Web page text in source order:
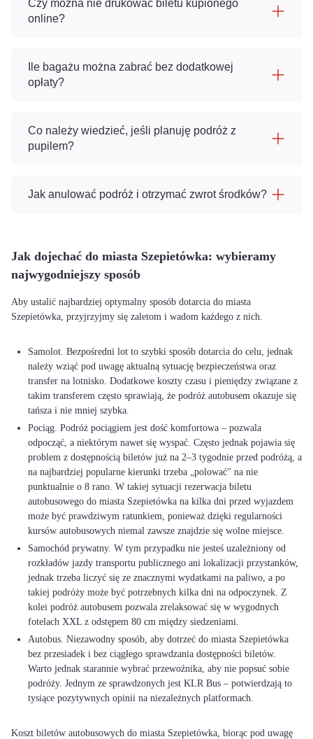
Czy można nie drukować biletu kupionego
online?
Ile bagażu można zabrać bez dodatkowej
opłaty?
Co należy wiedzieć, jeśli planuję podróż z
pupilem?
Jak anulować podróż i otrzymać zwrot środków?
Jak dojechać do miasta Szepietówka: wybieramy
najwygodniejszy sposób
Aby ustalić najbardziej optymalny sposób dotarcia do miasta
Szepietówka, przyjrzyjmy się zaletom i wadom każdego z nich.
Samolot. Bezpośredni lot to szybki sposób dotarcia do celu, jednak
należy wziąć pod uwagę aktualną sytuację bezpieczeństwa oraz
transfer na lotnisko. Dodatkowe koszty czasu i pieniędzy związane z
takim transferem często sprawiają, że podróż autobusem okazuje się
tańsza i nie mniej szybka.
Pociąg. Podróż pociągiem jest dość komfortowa – pozwala
odpocząć, a niektórym nawet się wyspać. Często jednak pojawia się
problem z dostępnością biletów już na 2–3 tygodnie przed podróżą, a
na najbardziej popularne kierunki trzeba „polować" na nie
punktualnie o 8 rano. W takiej sytuacji rezerwacja biletu
autobusowego do miasta Szepietówka na kilka dni przed wyjazdem
może być prawdziwym ratunkiem, ponieważ dzięki regularności
kursów autobusowych niemal zawsze znajdzie się wolne miejsce.
Samochód prywatny. W tym przypadku nie jesteś uzależniony od
rozkładów jazdy transportu publicznego ani lokalizacji przystanków,
jednak trzeba liczyć się ze znacznymi wydatkami na paliwo, a po
takiej podróży może być potrzebnych kilka dni na odpoczynek. Z
kolei podróż autobusem pozwala zrelaksować się w wygodnych
fotelach XXL z odstępem 80 cm między siedzeniami.
Autobus. Niezawodny sposób, aby dotrzeć do miasta Szepietówka
bez przesiadek i bez ciągłego sprawdzania dostępności biletów.
Warto jednak starannie wybrać przewoźnika, aby nie popsuć sobie
podróży. Jednym ze sprawdzonych jest KLR Bus – potwierdzają to
tysiące pozytywnych opinii na niezależnych platformach.
Koszt biletów autobusowych do miasta Szepietówka, biorąc pod uwagę